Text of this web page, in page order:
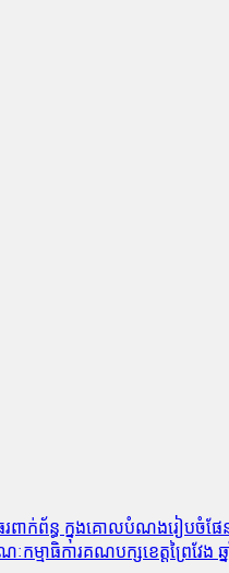
ធរពាក់ព័ន្ធ ក្នុងគោលបំណងរៀប
មាធិការគណបក្សខេត្តព្រៃវែង